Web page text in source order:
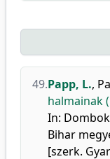
49.Papp, L.,
halmainak
In:
Bihar
[szerk.